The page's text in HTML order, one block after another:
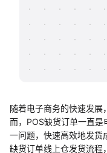
随着电子商务的快速发展
而，POS缺货订单一直
一问题，快速高效地发货
缺货订单线上仓发货流程